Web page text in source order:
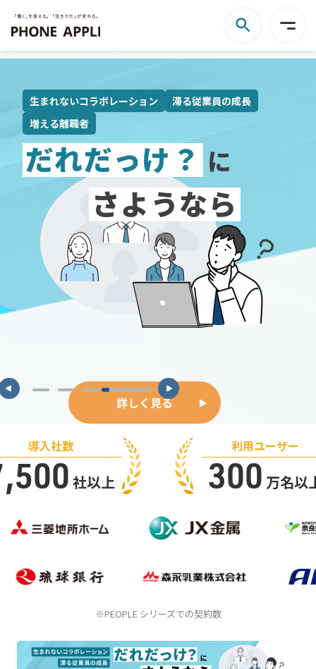
コミュニケーションを
変え
風通しの良い組織をつ
くる
「安心」と「手ごたえ」を。
マネージャーの育成・サポートに特化したツール
マネジャス
資料ダウンロード
組織の課題に気づける体感型ツアー
PHONE
APPLI
OFFICE
TOUR
オフィスツアーに参加する
生まれないコラボレーション
滞る従業員の成長
増える離職者
だれだっけ？ に
さようなら
詳しく見る
導入社数
社以上
利用ユーザー
300 万名以
※PEOPLE シリーズでの契約数